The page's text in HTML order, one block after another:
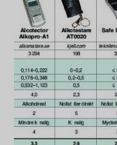
motsvarande en
och 1,0 promille.
gånger på varje
varje mätning.
För att testa hur
blåsstyrka